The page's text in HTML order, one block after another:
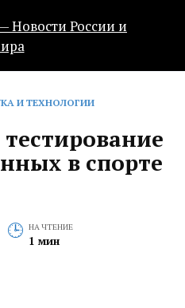
И ТЕХНОЛОГИИ
в спорте
НА ЧТЕНИЕ
1 мин